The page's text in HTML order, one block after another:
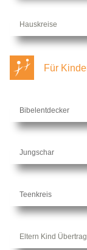
Hauskreise
Für
Bibelentdecker
Jungschar
Teenkreis
Eltern Kind